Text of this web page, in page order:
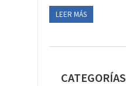
LEER MÁS
CATEGORÍAS